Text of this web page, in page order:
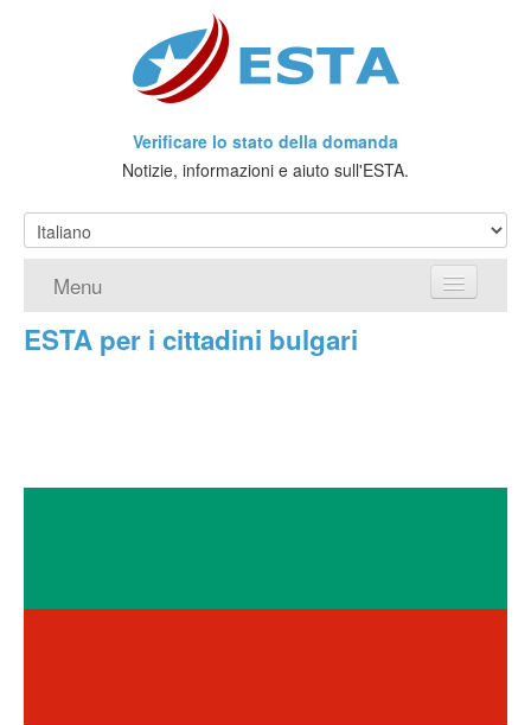
Verificare lo stato della domanda
Notizie, informazioni e aiuto sull'ESTA.
Menu
Home
Viaggio senza Visto
ESTA per i cittadini bulgari